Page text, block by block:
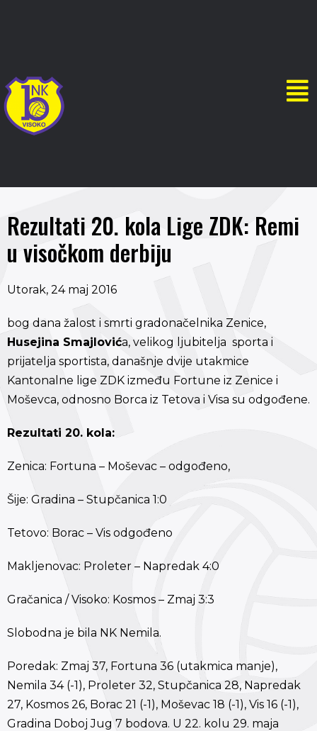
Rezultati 20. kola Lige ZDK: Remi
u visočkom derbiju
Utorak, 24 maj 2016
bog dana žalost i smrti gradonačelnika Zenice,
Husejina Smajlovića, velikog ljubitelja sporta i
prijatelja sportista, današnje dvije utakmice
Kantonalne lige ZDK između Fortune iz Zenice i
Moševca, odnosno Borca iz Tetova i Visa su odgođene.
Rezultati 20. kola:
Zenica: Fortuna – Moševac – odgođeno,
Šije: Gradina – Stupčanica 1:0
Tetovo: Borac – Vis odgođeno
Makljenovac: Proleter – Napredak 4:0
Gračanica / Visoko: Kosmos – Zmaj 3:3
Slobodna je bila NK Nemila.
Poredak: Zmaj 37, Fortuna 36 (utakmica manje),
Nemila 34 (-1), Proleter 32, Stupčanica 28, Napredak
27, Kosmos 26, Borac 21 (-1), Moševac 18 (-1), Vis 16 (-1),
Gradina Doboj Jug 7 bodova. U 22. kolu 29. maja